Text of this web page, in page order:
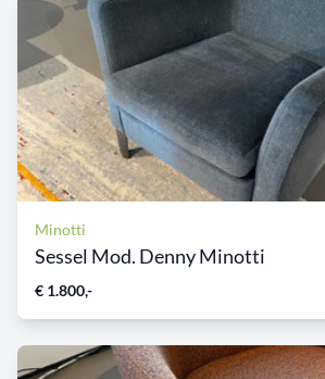
Minotti
Sessel Mod. Denny Minotti
€ 1.800,-